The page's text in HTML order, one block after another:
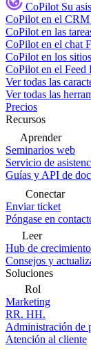
CoPilot Su
CoPilot en el CRM
CoPilot en las
CoPilot en el chat
CoPilot en los
CoPilot en el Feed
Ver todas las
Ver todas las
Precios
Recursos
Aprender
Seminarios web
Servicio de
Guías y API de
Conectar
Enviar ticket
Póngase en
Leer
Hub de crecimiento
Consejos y
Soluciones
Rol
Marketing
RR. HH.
Administración de
Atención al cliente